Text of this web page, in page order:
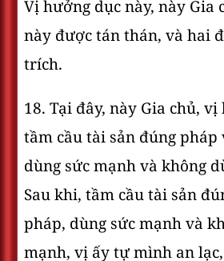
Vị hưởng dục này, này Gia
này được tán thán, và hai
trích.
18. Tại đây, này Gia chủ,
tầm cầu tài sản đúng pháp
dùng sức mạnh và không
Sau khi, tầm cầu tài sản
pháp, dùng sức mạnh và
mạnh, vị ấy tự mình an